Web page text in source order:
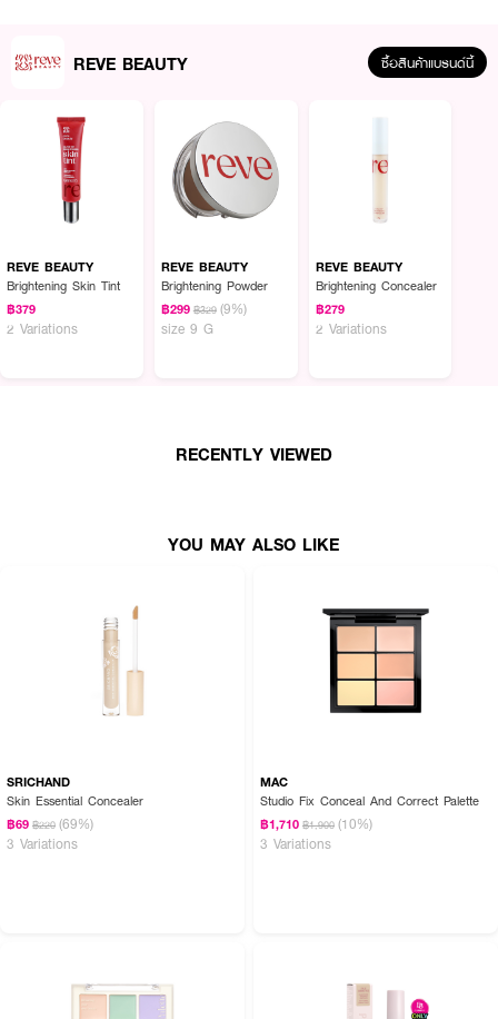
ผลลัพธ์ที่ได้:
คอนซีลเลอร์ที่รวมทุกอย่างไว้ในหนึ่งเดียว ทั้งคอนซีลเลอร์ คอเรคเตอร์ ไบรท์เทน
● บิสซาโบลอล: ปลอบประโลมผิว
● ปกปิดรอยคล้ำและจุดด่างพร่อง
● เหมาะสำหรับ: ใต้ตาคล้ำ จุดด่างพร่อง
● FDA Registration no. 11-1-6800002771
● ปริมาณ - 3g
REVE BEAUTY ซื้อสินค้าแบรนด์นี้
REVE BEAUTY
Brightening Skin Tint
฿379
2 Variations
REVE BEAUTY
Brightening Powder
฿299 ฿329 (9%)
size 9 G
REVE BEAUTY
Brightening Concealer
฿279
2 Variations
RECENTLY VIEWED
YOU MAY ALSO LIKE
SRICHAND
Skin Essential Concealer
฿69 ฿220 (69%)
3 Variations
MAC
Studio Fix Conceal And Correct Palette
฿1,710 ฿1,900 (10%)
3 Variations